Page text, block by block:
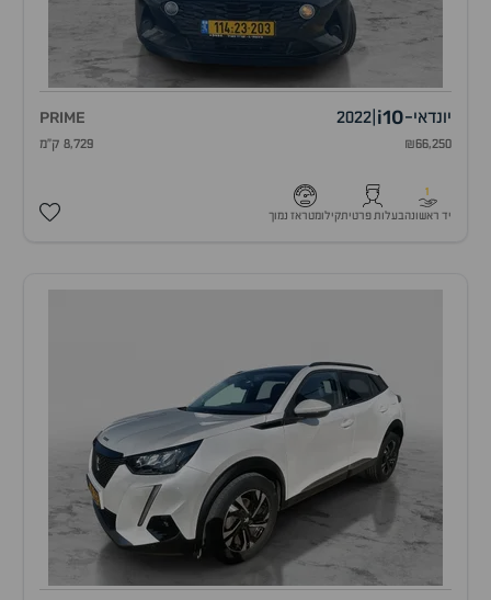
יונדאי-
i10
2022
PRIME
₪66,250 8,729 ק"מ
1
יד ראשונהבעלות פרטיתקילומטראז נמוך